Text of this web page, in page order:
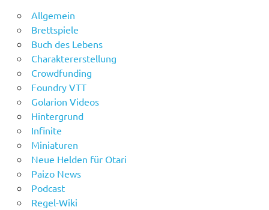
Allgemein
Brettspiele
Buch des Lebens
Charaktererstellung
Crowdfunding
Foundry VTT
Golarion Videos
Hintergrund
Infinite
Miniaturen
Neue Helden für Otari
Paizo News
Podcast
Regel-Wiki